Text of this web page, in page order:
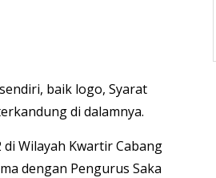
baik logo, Syarat
di dalamnya.
Wilayah Kwartir Cabang
dengan Pengurus Saka